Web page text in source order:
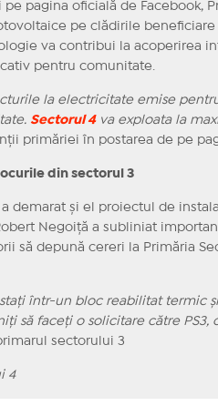
pagina oficială de Facebook,
pe clădirile beneficiare
va contribui la acoperirea
pentru comunitate.
la electricitate emise
Sectorul 4va exploata la
primăriei în postarea de pe
din sectorul 3
a demarat și el proiectul de
Negoiță a subliniat
să depună cereri la Primăria
într-un bloc reabilitat termic
să faceți o solicitare către
sectorului 3
4